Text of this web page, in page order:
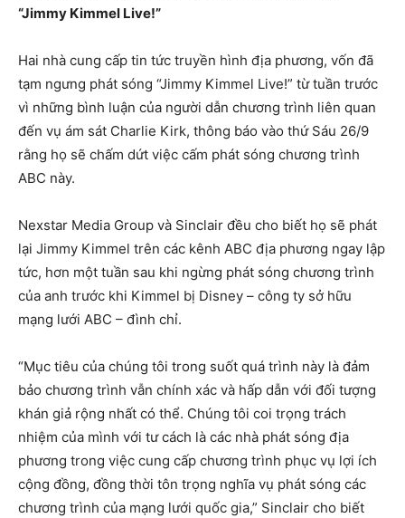
“Jimmy Kimmel Live!”
Hai nhà cung cấp tin tức truyền hình địa phương, vốn đã
tạm ngưng phát sóng “Jimmy Kimmel Live!” từ tuần trước
vì những bình luận của người dẫn chương trình liên quan
đến vụ ám sát Charlie Kirk, thông báo vào thứ Sáu 26/9
rằng họ sẽ chấm dứt việc cấm phát sóng chương trình
ABC này.
Nexstar Media Group và Sinclair đều cho biết họ sẽ phát
lại Jimmy Kimmel trên các kênh ABC địa phương ngay lập
tức, hơn một tuần sau khi ngừng phát sóng chương trình
của anh trước khi Kimmel bị Disney – công ty sở hữu
mạng lưới ABC – đình chỉ.
“Mục tiêu của chúng tôi trong suốt quá trình này là đảm
bảo chương trình vẫn chính xác và hấp dẫn với đối tượng
khán giả rộng nhất có thể. Chúng tôi coi trọng trách
nhiệm của mình với tư cách là các nhà phát sóng địa
phương trong việc cung cấp chương trình phục vụ lợi ích
cộng đồng, đồng thời tôn trọng nghĩa vụ phát sóng các
chương trình của mạng lưới quốc gia,” Sinclair cho biết